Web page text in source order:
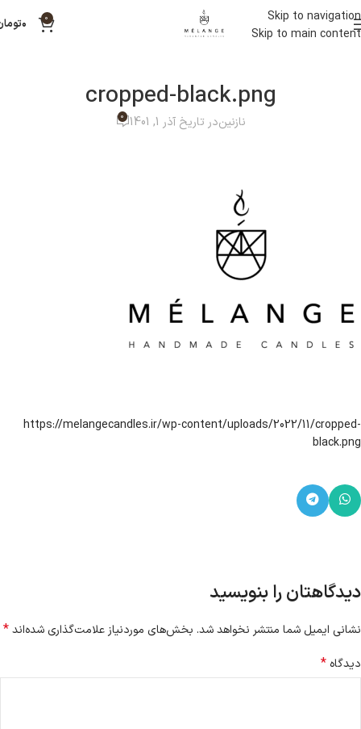
Skip to navigation
Skip to main content
0 ۰
cropped-black.png
نازنیندر تاریخ آذر 1, 1401 0
https://melangecandles.ir/wp-content/uploads/2022/11/cropped-
black.png
دیدگاهتان را بنویسید
نشانی ایمیل شما منتشر نخواهد شد. بخش‌های موردنیاز علامت‌گذاری شده‌اند*
دیدگاه *